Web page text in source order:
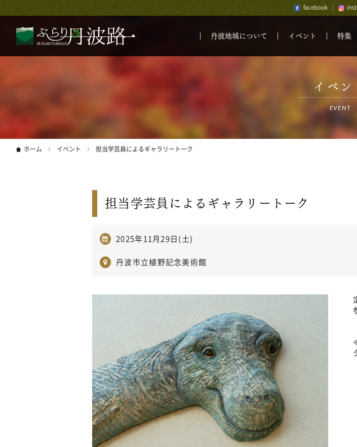
facebook
丹波地域について イベント 特集
イベン
EVENT
ホーム イベント 担当学芸員によるギャラリートーク
担当学芸員によるギャラリートーク
2025年11月29日(土)
丹波市立植野記念美術館